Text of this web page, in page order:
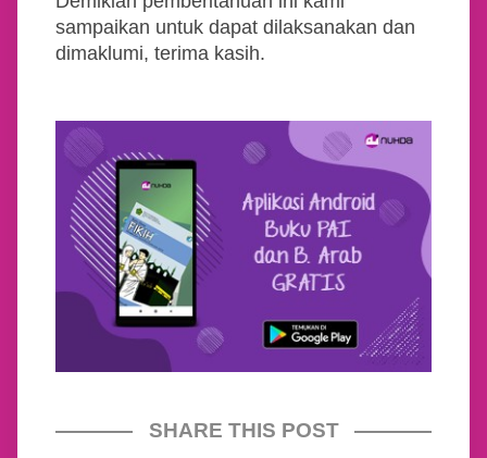
sampaikan untuk dapat dilaksanakan dan
dimaklumi, terima kasih.
SHARE THIS POST